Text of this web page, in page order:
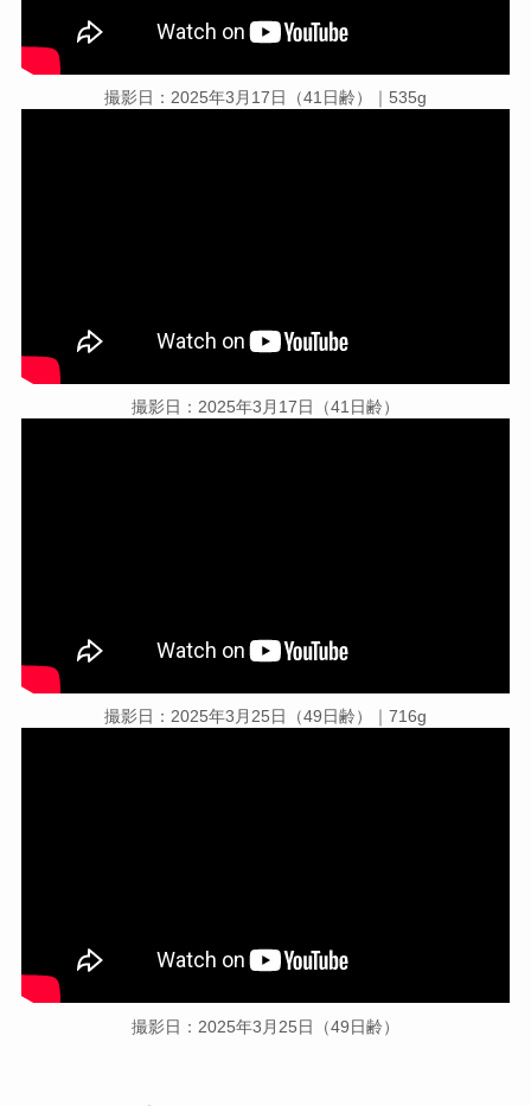
撮影日：2025年3月17日（41日齢）｜535g
撮影日：2025年3月17日（41日齢）
撮影日：2025年3月25日（49日齢）｜716g
撮影日：2025年3月25日（49日齢）